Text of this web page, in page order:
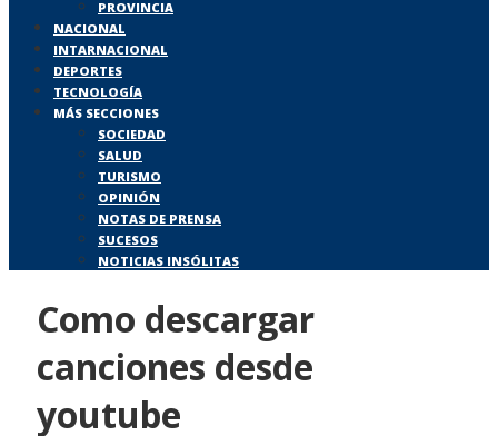
PROVINCIA
NACIONAL
INTARNACIONAL
DEPORTES
TECNOLOGÍA
MÁS SECCIONES
SOCIEDAD
SALUD
TURISMO
OPINIÓN
NOTAS DE PRENSA
SUCESOS
NOTICIAS INSÓLITAS
Como descargar
canciones desde
youtube